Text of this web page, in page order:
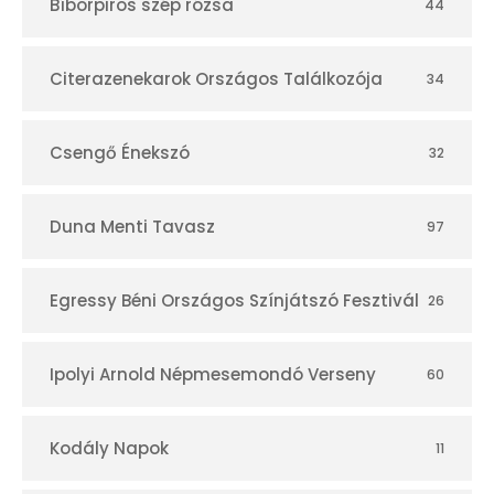
r
Bíborpiros szép rózsa 44
Citerazenekarok Országos Találkozója 34
Csengő Énekszó 32
Duna Menti Tavasz 97
Egressy Béni Országos Színjátszó Fesztivál 26
Ipolyi Arnold Népmesemondó Verseny 60
Kodály Napok 11